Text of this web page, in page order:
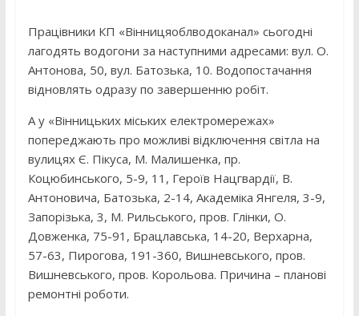
Працівники КП «Вінницяоблводоканал» сьогодні
лагодять водогони за наступними адресами: вул. О.
Антонова, 50, вул. Батозька, 10. Водопостачання
відновлять одразу по завершенню робіт.
А у «Вінницьких міських електромережах»
попереджають про можливі відключення світла на
вулицях Є. Пікуса, М. Малишенка, пр.
Коцюбинського, 5-9, 11, Героїв Нацгвардії, В.
Антоновича, Батозька, 2-14, Академіка Янгеля, 3-9,
Запорізька, 3, М. Рильського, пров. Глінки, О.
Довженка, 75-91, Брацлавська, 14-20, Верхарна,
57-63, Пирогова, 191-360, Вишневського, пров.
Вишневського, пров. Корольова. Причина – планові
ремонтні роботи.